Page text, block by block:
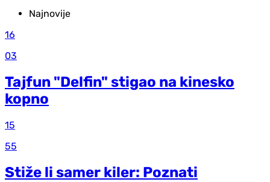
Najnovije
16
03
Tajfun "Delfin" stigao na kinesko
kopno
15
55
Stiže li samer kiler: Poznati